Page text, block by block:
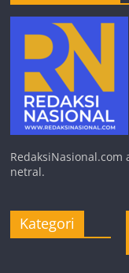
netral.
Kategori